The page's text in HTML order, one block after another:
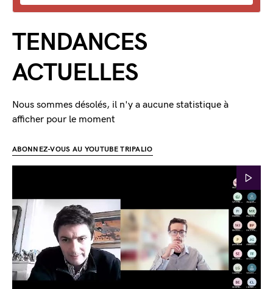
TENDANCES
ACTUELLES
Nous sommes désolés, il n'y a aucune statistique à
afficher pour le moment
ABONNEZ-VOUS AU YOUTUBE TRIPALIO